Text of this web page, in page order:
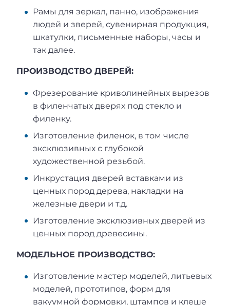
Рамы для зеркал, панно, изображения
людей и зверей, сувенирная продукция,
шкатулки, письменные наборы, часы и
так далее.
ПРОИЗВОДСТВО ДВЕРЕЙ:
Фрезерование криволинейных вырезов
в филенчатых дверях под стекло и
филенку.
Изготовление филенок, в том числе
эксклюзивных с глубокой
художественной резьбой.
Инкрустация дверей вставками из
ценных пород дерева, накладки на
железные двери и т.д.
Изготовление эксклюзивных дверей из
ценных пород древесины.
МОДЕЛЬНОЕ ПРОИЗВОДСТВО:
Изготовление мастер моделей, литьевых
моделей, прототипов, форм для
вакуумной формовки, штампов и клеше